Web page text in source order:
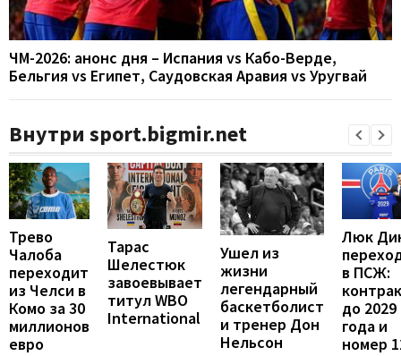
ЧМ-2026: анонс дня – Испания vs Кабо-Верде,
Бельгия vs Египет, Саудовская Аравия vs Уругвай
Внутри sport.bigmir.net
Трево
Чалоба
переходит
из Челси в
Комо за 30
миллионов
евро
Тарас
Шелестюк
завоевывает
титул WBO
International
Ушел из
жизни
легендарный
баскетболист
и тренер Дон
Нельсон
Люк
в ПСЖ:
до 2029
года и
номер